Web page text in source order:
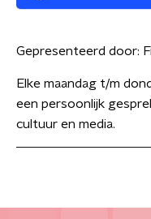
Gepresenteerd door:
Elke maandag t/m
een persoonlijk
cultuur en media.